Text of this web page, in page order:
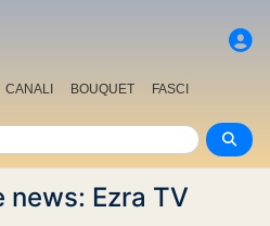
CANALI BOUQUET
FASCI
news: Ezra TV